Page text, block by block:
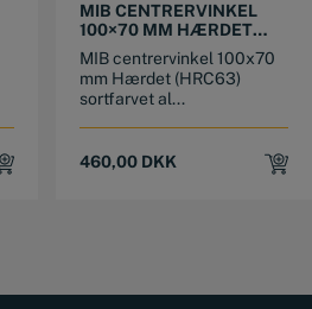
MIB CENTRERVINKEL
100×70 MM HÆRDET
SORTFARVET
ALUMINIUM
MIB centrervinkel 100x70
mm Hærdet (HRC63)
sortfarvet al...
460,00 DKK